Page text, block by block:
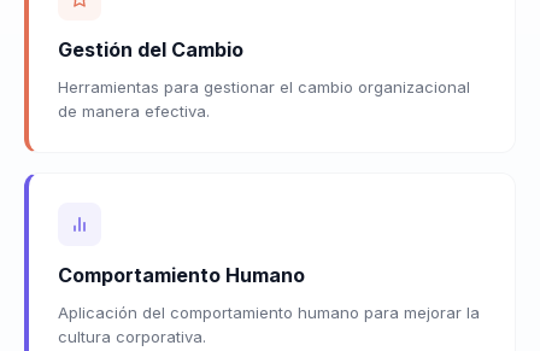
Gestión del Cambio
Herramientas para gestionar el cambio organizacional
de manera efectiva.
Comportamiento Humano
Aplicación del comportamiento humano para mejorar la
cultura corporativa.